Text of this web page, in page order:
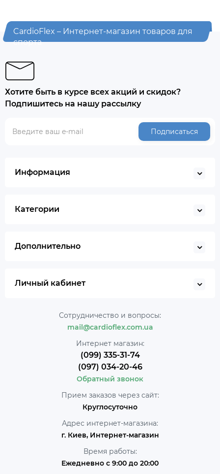
CardioFlex – Интернет-магазин товаров для
спорта
Хотите быть в курсе всех акций и скидок?
Подпишитесь на нашу рассылку
Подписаться
Информация
Категории
Дополнительно
Личный кабинет
Сотрудничество и вопросы:
mail@cardioflex.com.ua
Интернет магазин:
(099) 335-31-74
(097) 034-20-46
Обратный звонок
Прием заказов через сайт:
Круглосуточно
Адрес интернет-магазина:
г. Киев, Интернет-магазин
Время работы:
Ежедневно с 9:00 до 20:00